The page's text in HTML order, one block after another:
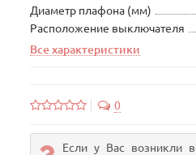
Диаметр плафона (мм)
Расположение выключателя
Все характеристики
0
Если у Вас возникли